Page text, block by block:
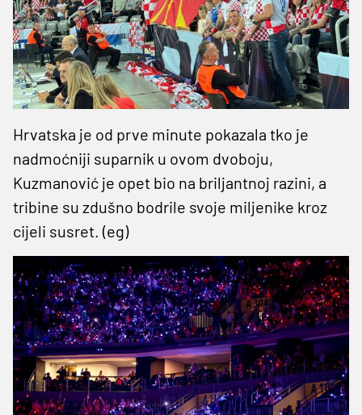
Hrvatska je od prve minute pokazala tko je
nadmoćniji suparnik u ovom dvoboju,
Kuzmanović je opet bio na briljantnoj razini, a
tribine su zdušno bodrile svoje miljenike kroz
cijeli susret. (eg)